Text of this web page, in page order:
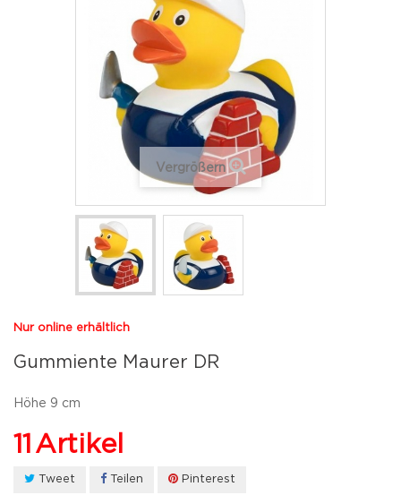
Vergrößern
Nur online erhältlich
Gummiente Maurer DR
Höhe 9 cm
11 Artikel
Tweet Teilen Pinterest